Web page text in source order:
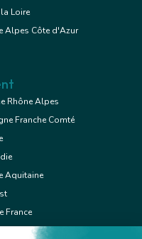
Loire
Alpes Côte d'Azur
Rhône Alpes
Franche Comté
Aquitaine
France